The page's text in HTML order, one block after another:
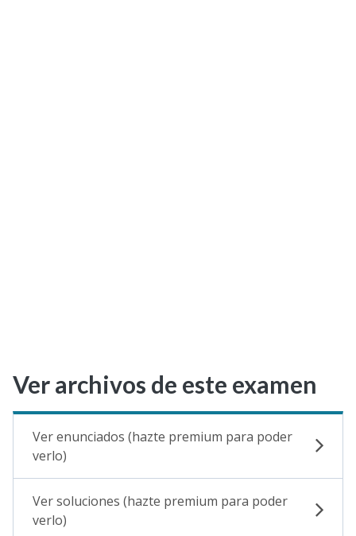
Ver archivos de este examen
Ver enunciados (hazte premium para poder
verlo)
Ver soluciones (hazte premium para poder
verlo)